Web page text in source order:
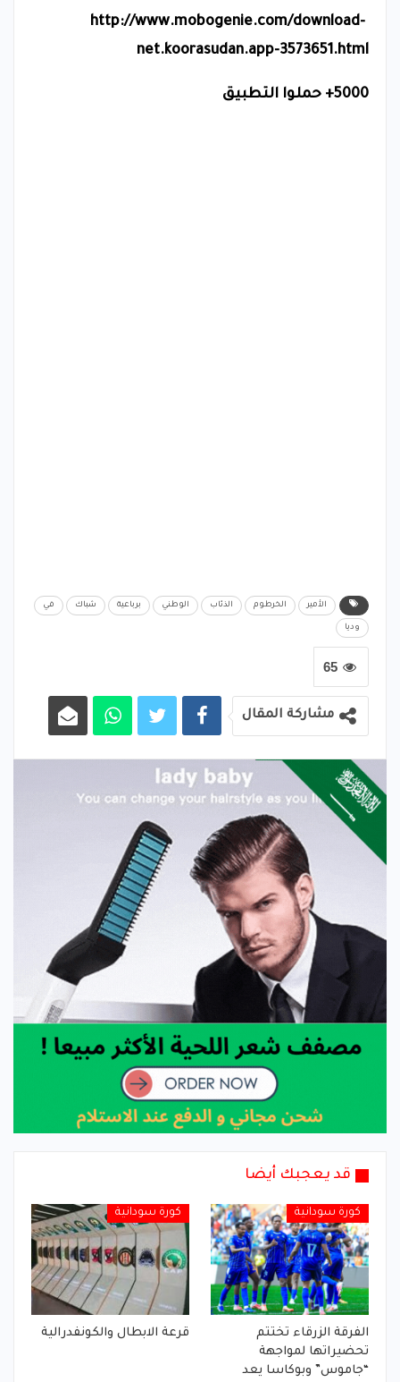
http://www.mobogenie.com/download-
net.koorasudan.app-3573651.html
5000+ حملوا التطبيق
الأمير الخرطوم الذئاب الوطني برباعية شباك في
وديا
65
مشاركة المقال
قد يعجبك أيضا
كورة سودانية
الفرقة الزرقاء تختتم
تحضيراتها لمواجهة
“جاموس” وبوكاسا يعد
كورة سودانية
قرعة الابطال والكونفدرالية